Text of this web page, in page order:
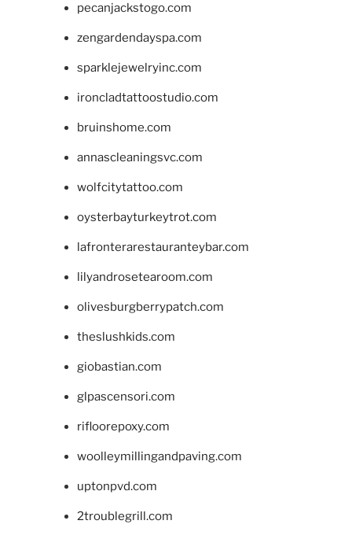
pecanjackstogo.com
zengardendayspa.com
sparklejewelryinc.com
ironcladtattoostudio.com
bruinshome.com
annascleaningsvc.com
wolfcitytattoo.com
oysterbayturkeytrot.com
lafronterarestauranteybar.com
lilyandrosetearoom.com
olivesburgberrypatch.com
theslushkids.com
giobastian.com
glpascensori.com
rifloorepoxy.com
woolleymillingandpaving.com
uptonpvd.com
2troublegrill.com